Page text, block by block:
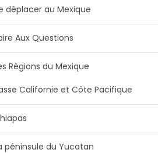
déplacer au Mexique
Aux Questions
Régions du Mexique
Californie et Côte Pacifique
péninsule du Yucatan